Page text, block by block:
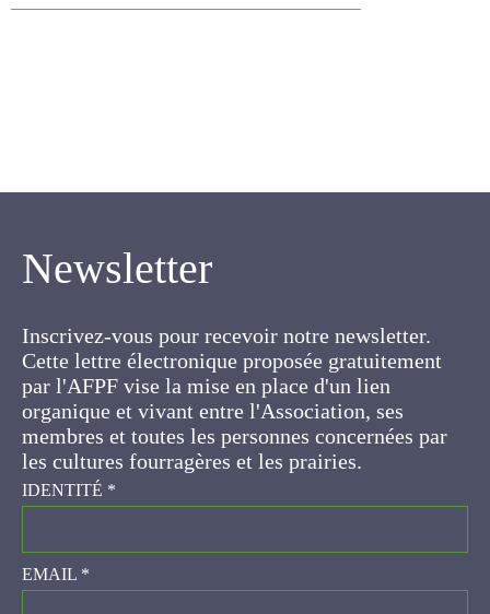
Newsletter
Cette lettre électronique proposée
gratuitement par l'AFPF vise la mise en place
d'un lien organique et vivant entre l'Association,
ses membres et toutes les personnes
concernées par les cultures fourragères et les
prairies.
IDENTITÉ*
EMAIL*